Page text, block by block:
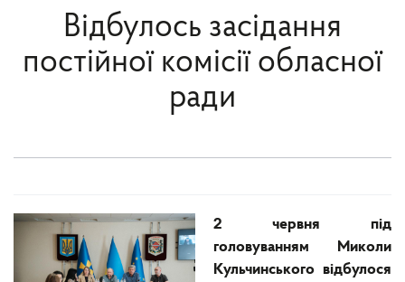
Відбулось засідання
постійної комісії обласної
ради
2 червня під
головуванням Миколи
Кульчинського відбулося